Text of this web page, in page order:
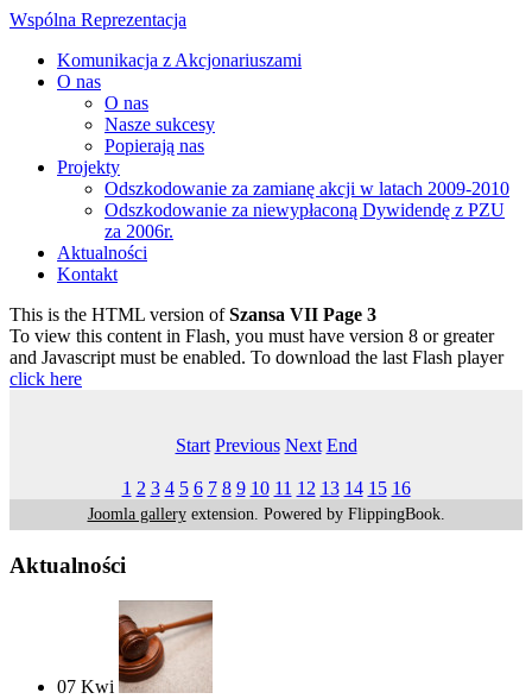
Wspólna Reprezentacja
Komunikacja z Akcjonariuszami
O nas
O nas
Nasze sukcesy
Popierają nas
Projekty
Odszkodowanie za zamianę akcji w latach 2009-2010
Odszkodowanie za niewypłaconą Dywidendę z PZU
za 2006r.
Aktualności
Kontakt
This is the HTML version ofSzansa VII Page 3
To view this content in Flash, you must have version 8 or greater
and Javascript must be enabled. To download the last Flash player
click here
Start Previous Next End
1 2 3 4 5 6 7 8 9 10 11 12 13 14 15 16
Joomla galleryextension. Powered by FlippingBook.
Aktualności
07 Kwi